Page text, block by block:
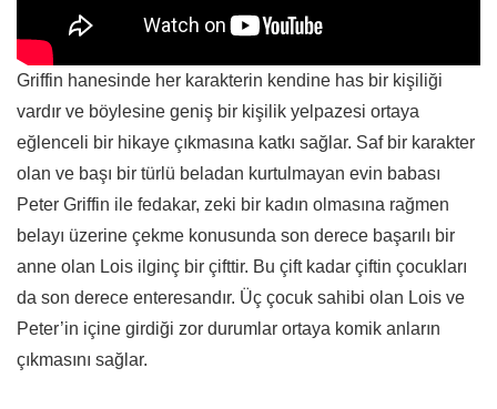
Griffin hanesinde her karakterin kendine has bir kişiliği
vardır ve böylesine geniş bir kişilik yelpazesi ortaya
eğlenceli bir hikaye çıkmasına katkı sağlar. Saf bir karakter
olan ve başı bir türlü beladan kurtulmayan evin babası
Peter Griffin ile fedakar, zeki bir kadın olmasına rağmen
belayı üzerine çekme konusunda son derece başarılı bir
anne olan Lois ilginç bir çifttir. Bu çift kadar çiftin çocukları
da son derece enteresandır. Üç çocuk sahibi olan Lois ve
Peter’in içine girdiği zor durumlar ortaya komik anların
çıkmasını sağlar.